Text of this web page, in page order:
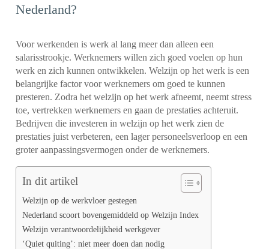
Nederland?
Voor werkenden is werk al lang meer dan alleen een
salarisstrookje. Werknemers willen zich goed voelen op hun
werk en zich kunnen ontwikkelen. Welzijn op het werk is een
belangrijke factor voor werknemers om goed te kunnen
presteren. Zodra het welzijn op het werk afneemt, neemt stress
toe, vertrekken werknemers en gaan de prestaties achteruit.
Bedrijven die investeren in welzijn op het werk zien de
prestaties juist verbeteren, een lager personeelsverloop en een
groter aanpassingsvermogen onder de werknemers.
In dit artikel
Welzijn op de werkvloer gestegen
Nederland scoort bovengemiddeld op Welzijn Index
Welzijn verantwoordelijkheid werkgever
‘Quiet quiting’: niet meer doen dan nodig